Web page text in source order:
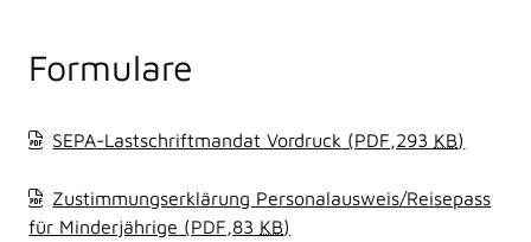
Formulare
SEPA-Lastschriftmandat Vordruck (PDF,293 KB)
Zustimmungserklärung Personalausweis/Reisepass
für Minderjährige (PDF,83 KB)